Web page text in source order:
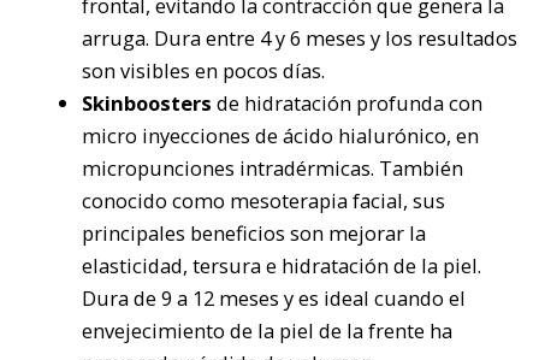
frontal, evitando la contracción que genera la
arruga. Dura entre 4 y 6 meses y los resultados
son visibles en pocos días.
Skinboosters de hidratación profunda con
micro inyecciones de ácido hialurónico, en
micropunciones intradérmicas. También
conocido como mesoterapia facial, sus
principales beneficios son mejorar la
elasticidad, tersura e hidratación de la piel.
Dura de 9 a 12 meses y es ideal cuando el
envejecimiento de la piel de la frente ha